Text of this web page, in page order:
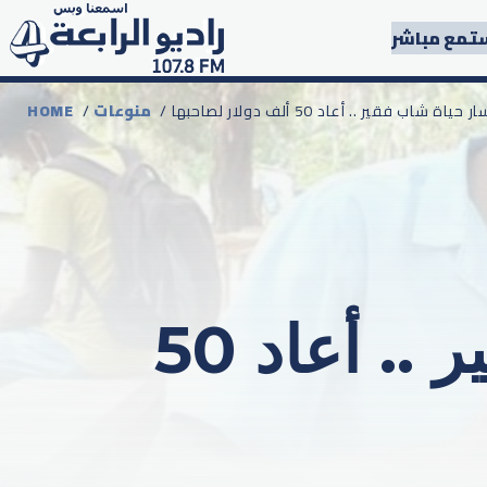
مباشر
HOME /منوعات شاب فقير .. أعاد 50 ألف دولار لصاحبها
الأمانة تغير مسار حياة شاب فقير .. أعاد 50